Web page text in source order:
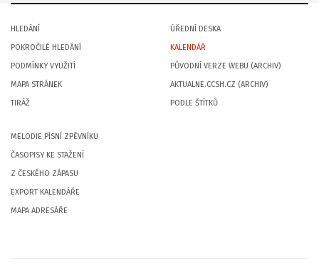
HLEDÁNÍ
POKROČILÉ HLEDÁNÍ
PODMÍNKY VYUŽITÍ
MAPA STRÁNEK
TIRÁŽ
ÚŘEDNÍ DESKA
KALENDÁŘ
PŮVODNÍ VERZE WEBU (ARCHIV)
AKTUALNE.CCSH.CZ (ARCHIV)
PODLE ŠTÍTKŮ
MELODIE PÍSNÍ ZPĚVNÍKU
ČASOPISY KE STAŽENÍ
Z ČESKÉHO ZÁPASU
EXPORT KALENDÁŘE
MAPA ADRESÁŘE